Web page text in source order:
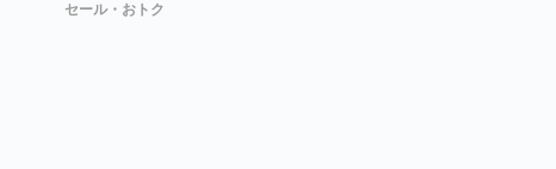
セール・おトク